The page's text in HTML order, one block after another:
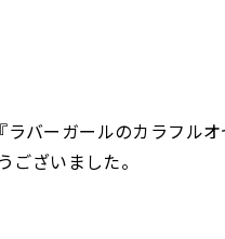
バーガールのカラフルオ
ございました。